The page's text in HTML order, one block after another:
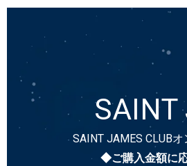
SAINT
SAINT JAMES CLUB
◆ご購入金額に